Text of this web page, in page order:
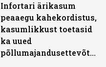
Infortari ärikasum
peaaegu kahekordistus,
kasumlikkust toetasid
ka uued
põllumajandusettevõtted